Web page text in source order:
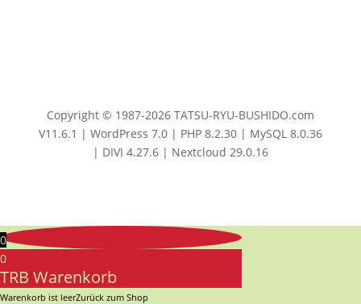
Copyright © 1987-2026 TATSU-RYU-BUSHIDO.com
V11.6.1 | WordPress 7.0 | PHP 8.2.30 | MySQL 8.0.36
| DIVI 4.27.6 | Nextcloud 29.0.16
0
0
TRB Warenkorb
Warenkorb ist leerZurück zum Shop